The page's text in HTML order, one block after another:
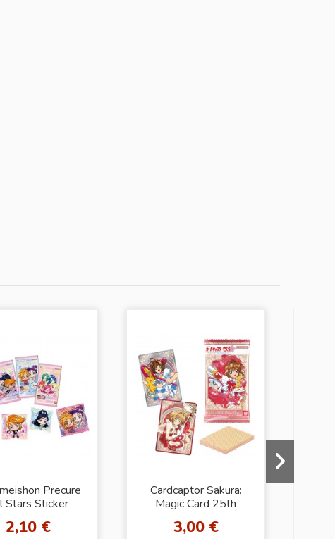
Precure
Stars Sticker
2,10 €
Cardcaptor Sakura:
Magic Card 25th
3,00 €